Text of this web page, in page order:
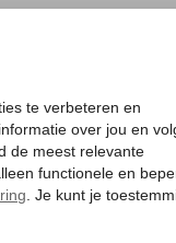
annuleren*